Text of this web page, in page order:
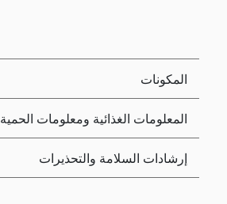
المكونات
المعلومات الغذائية ومعلومات الحمية
إرشادات السلامة والتحذيرات